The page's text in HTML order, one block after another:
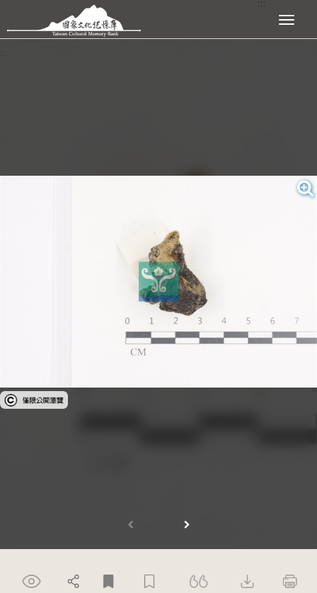
跳到主要內容區塊 展開選單
受著作權法保護-僅限於本平台有限度公開瀏覽